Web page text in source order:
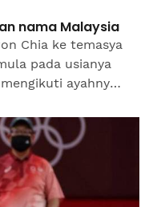
nama Malaysia
Chia ke temasya
pada usianya
ayahnya